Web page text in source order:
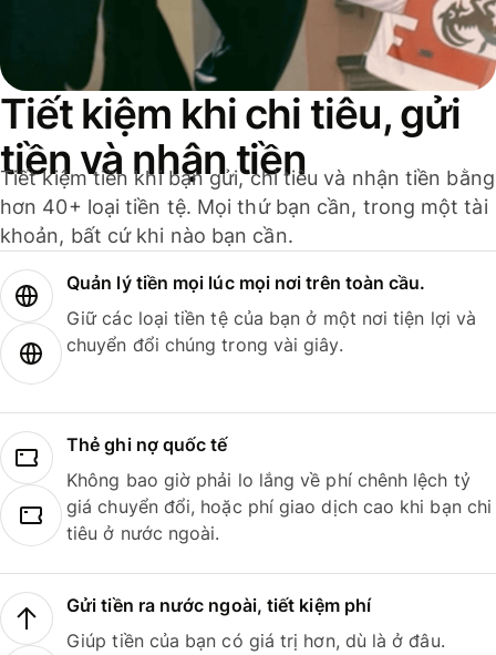
Tiết kiệm khi chi tiêu, gửi
tiền và nhận tiền
Tiết kiệm tiền khi bạn gửi, chi tiêu và nhận tiền bằng
hơn 40+ loại tiền tệ. Mọi thứ bạn cần, trong một tài
khoản, bất cứ khi nào bạn cần.
Quản lý tiền mọi lúc mọi nơi trên toàn cầu.
Giữ các loại tiền tệ của bạn ở một nơi tiện lợi và
chuyển đổi chúng trong vài giây.
Thẻ ghi nợ quốc tế
Không bao giờ phải lo lắng về phí chênh lệch tỷ
giá chuyển đổi, hoặc phí giao dịch cao khi bạn chi
tiêu ở nước ngoài.
Gửi tiền ra nước ngoài, tiết kiệm phí
Giúp tiền của bạn có giá trị hơn, dù là ở đâu.